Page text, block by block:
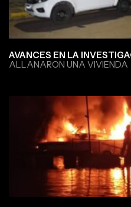
AVANCES EN LA
ALLANARON UNA VIVIENDA